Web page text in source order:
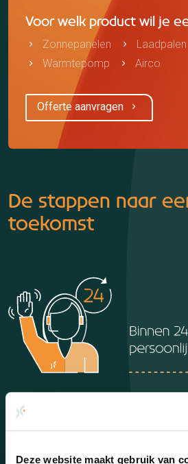
Deze website maakt gebruik van
Voor welk product wil je
Zonnepanelen Laadpalen
Warmtepomp
Airco
Offerte aanvragen
De stappen naar
toekomst